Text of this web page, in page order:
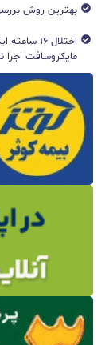
بهترین روش
اختلال
مایکروسافت اجرا